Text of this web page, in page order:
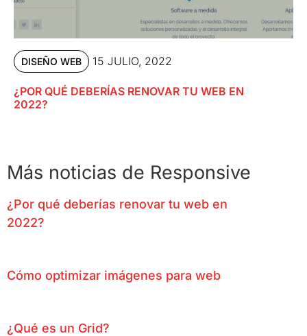
DISEÑO WEB 15 JULIO, 2022
¿POR QUÉ DEBERÍAS RENOVAR TU WEB EN
2022?
Más noticias de Responsive
¿Por qué deberías renovar tu web en
2022?
Cómo optimizar imágenes para web
¿Qué es un Grid?